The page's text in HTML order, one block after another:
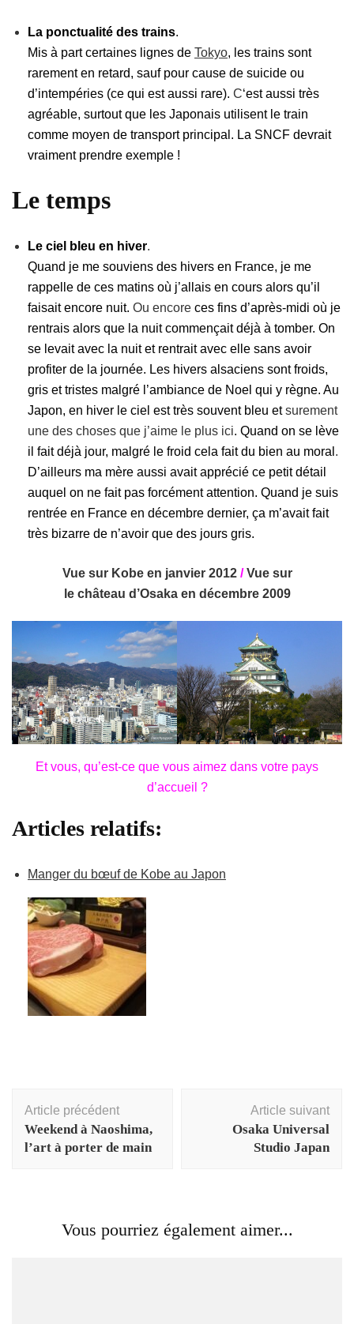
La ponctualité des trains.
Mis à part certaines lignes de Tokyo, les trains sont
rarement en retard, sauf pour cause de suicide ou
d’intempéries (ce qui est aussi rare). C‘est aussi très
agréable, surtout que les Japonais utilisent le train
comme moyen de transport principal. La SNCF devrait
vraiment prendre exemple !
Le temps
Le ciel bleu en hiver.
Quand je me souviens des hivers en France, je me
rappelle de ces matins où j’allais en cours alors qu’il
faisait encore nuit. Ou encore ces fins d’après-midi où je
rentrais alors que la nuit commençait déjà à tomber. On
se levait avec la nuit et rentrait avec elle sans avoir
profiter de la journée. Les hivers alsaciens sont froids,
gris et tristes malgré l’ambiance de Noel qui y règne. Au
Japon, en hiver le ciel est très souvent bleu etsurement
une des choses que j’aime le plus ici. Quand on se lève
il fait déjà jour, malgré le froid cela fait du bien au moral .
D’ailleurs ma mère aussi avait apprécié ce petit détail
auquel on ne fait pas forcément attention. Quand je suis
rentrée en France en décembre dernier, ça m’avait fait
très bizarre de n’avoir que des jours gris.
Vue sur Kobe en janvier 2012 /Vue sur
le château d’Osaka en décembre 2009
Et vous, qu’est-ce que vous aimez dans votre pays
d’accueil ?
Articles relatifs:
Manger du bœuf de Kobe au Japon
d'article
Article précédent
Weekend à Naoshima,
l’art à porter de main
Article suivant
Osaka Universal
Studio Japan
Vous pourriez également aimer...